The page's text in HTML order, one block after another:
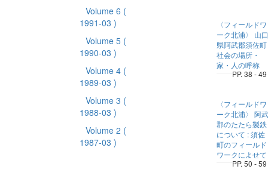
Volume 6 (
1991-03 )
Volume 5 (
1990-03 )
Volume 4 (
1989-03 )
Volume 3 (
1988-03 )
Volume 2 (
1987-03 )
〈フィールドワ
ーク北浦〉 山口
県阿武郡須佐町
社会の場所・
家・人の呼称
PP. 38 - 49
〈フィールドワ
ーク北浦〉 阿武
郡のたたら製鉄
について : 須佐
町のフィールド
ワークによせて
PP. 50 - 59